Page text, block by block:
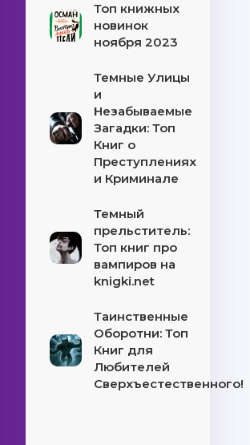
Топ книжных
новинок
ноября 2023
Темные Улицы
и
Незабываемые
Загадки: Топ
Книг о
Преступлениях
и Криминале
Темный
прельститель:
Топ книг про
вампиров на
knigki.net
Таинственные
Оборотни: Топ
Книг для
Любителей
Сверхъестественного!